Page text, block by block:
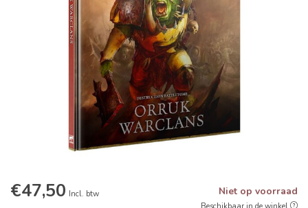
€47,50 Incl. btw Niet op voorraad